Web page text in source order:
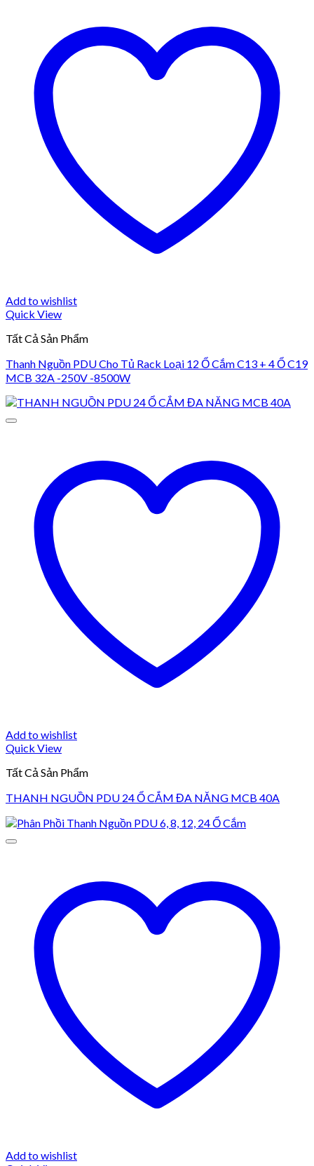
Add to wishlist
Quick View
Tất Cả Sản Phẩm
Thanh Nguồn PDU Cho Tủ Rack Loại 12 Ổ Cắm C13 + 4 Ổ C19
MCB 32A -250V -8500W
Add to wishlist
Quick View
Tất Cả Sản Phẩm
THANH NGUỒN PDU 24 Ổ CẮM ĐA NĂNG MCB 40A
Add to wishlist